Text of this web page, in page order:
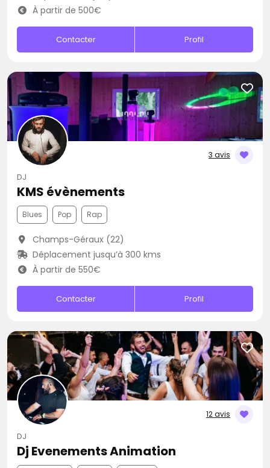
À partir de 500€
Contacter Profil
3 avis
DJ
KMS évènements
Blues Pop Rap
Champs-Géraux (22)
Déplacement jusqu’à 300 kms
À partir de 550€
Contacter Profil
12 avis
DJ
Dj Evenements Animation